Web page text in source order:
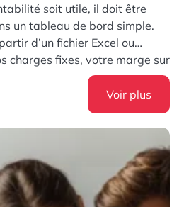
soit utile, il doit être
un tableau de bord simple.
d’un fichier Excel ou
charges fixes, votre marge sur
d’affaires mensuel.
à votre logiciel de
comptable pour
la mise à jour. De plus, il est
un graphique montrant le
profit. Finalement, partager ce
d’atelier, de chantier ou
Voir plus